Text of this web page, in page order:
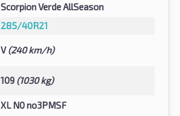
Scorpion Verde AllSeason
285/40R21
V(240 km/h)
109 (1030 kg)
XL N0 no3PMSF